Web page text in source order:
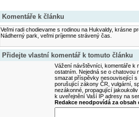
Komentáře k článku
Veľmi radi chodievame s rodinou na Hukvaldy, krásne
Nádherný park, veľmi príjemne strávený čas.
Přidejte vlastní komentář k tomuto článku
Vážení návštěvníci, komentáře k
ostatním. Nejedná se o
smazat příspěvky nesouvisející
porušující zákony ČR, vulgární,
nezákonné, propagující
k uveřejnění Vaší IP adresy na
Redakce neodpovídá za